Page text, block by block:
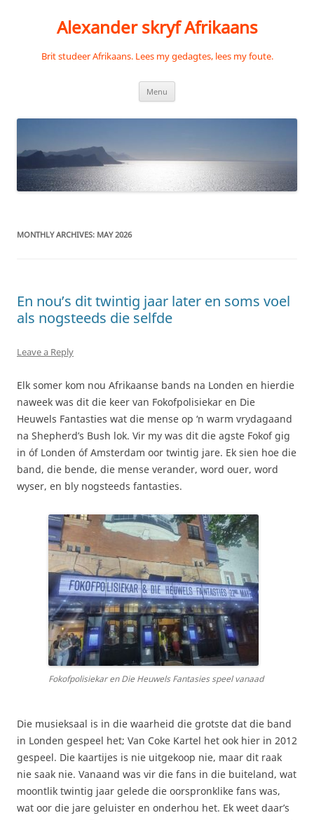
Alexander skryf Afrikaans
Brit studeer Afrikaans. Lees my gedagtes, lees my foute.
Menu
MONTHLY ARCHIVES: MAY 2026
En nou’s dit twintig jaar later en soms voel
als nogsteeds die selfde
Leave a Reply
Elk somer kom nou Afrikaanse bands na Londen en hierdie
naweek was dit die keer van Fokofpolisiekar en Die
Heuwels Fantasties wat die mense op ‘n warm vrydagaand
na Shepherd’s Bush lok. Vir my was dit die agste Fokof gig
in óf Londen óf Amsterdam oor twintig jare. Ek sien hoe die
band, die bende, die mense verander, word ouer, word
wyser, en bly nogsteeds fantasties.
Fokofpolisiekar en Die Heuwels Fantasies speel vanaad
Die musieksaal is in die waarheid die grotste dat die band
in Londen gespeel het; Van Coke Kartel het ook hier in 2012
gespeel. Die kaartijes is nie uitgekoop nie, maar dit raak
nie saak nie. Vanaand was vir die fans in die buiteland, wat
moontlik twintig jaar gelede die oorspronklike fans was,
wat oor die jare geluister en onderhou het. Ek weet daar’s